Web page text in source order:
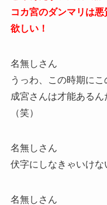
コカ宮のダンマリは
欲しい！
名無しさん
うっわ、この時期に
成宮さんは才能ある
（笑）
名無しさん
伏字にしなきゃいけな
名無しさん